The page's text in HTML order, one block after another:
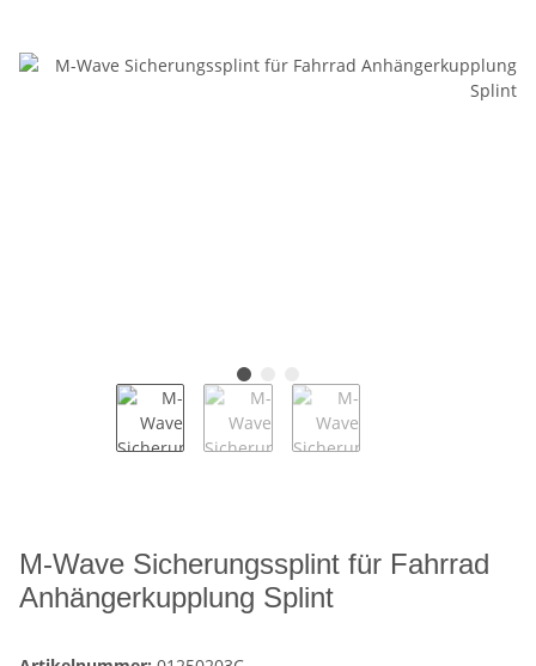
M-Wave Sicherungssplint für Fahrrad
Anhängerkupplung Splint